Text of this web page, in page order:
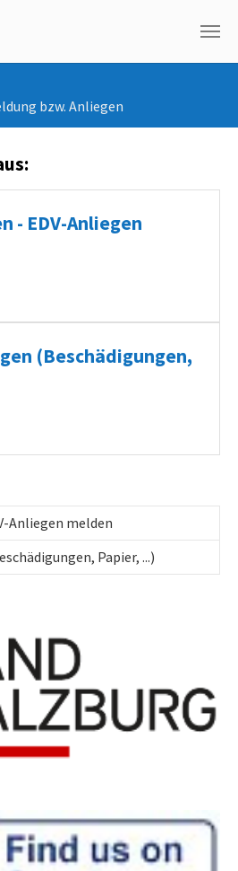
bzw. Anliegen
- EDV-Anliegen
(Beschädigungen,
Anliegen melden
Papier, ...)